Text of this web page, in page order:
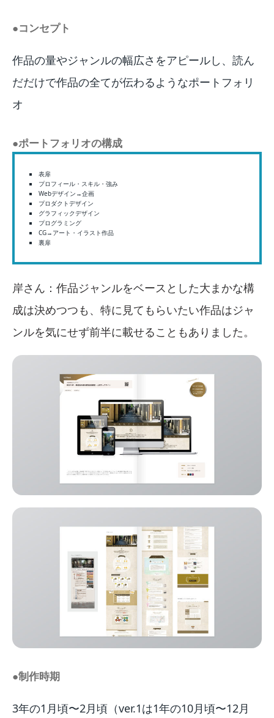
●コンセプト
作品の量やジャンルの幅広さをアピールし、読ん
だだけで作品の全てが伝わるようなポートフォリ
オ
●ポートフォリオの構成
表扉
プロフィール・スキル・強み
Webデザイン→企画
プロダクトデザイン
グラフィックデザイン
プログラミング
CG→アート・イラスト作品
裏扉
岸さん：作品ジャンルをベースとした大まかな構
成は決めつつも、特に見てもらいたい作品はジャ
ンルを気にせず前半に載せることもありました。
●制作時期
3年の1月頃〜2月頃（ver.1は1年の10月頃〜12月